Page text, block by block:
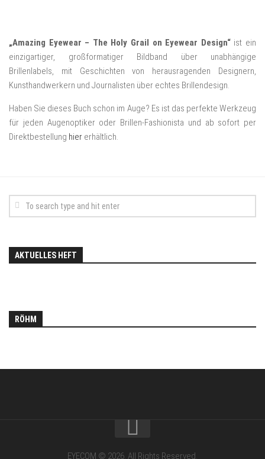
„Amazing Eyewear – The Holy Grail on Eyewear Design“ist ein
einzigartiger, großformatiger Bildband über unabhängige
Brillenlabels, mit Geschichten von herausragenden Designern,
Kunsthandwerkern und Journalisten über echtes Brillendesign.
Haben Sie dieses Buch schon im Auge? Es ist das perfekte Werkzeug
für jeden Augenoptiker oder Brillen-Fashionista und ab sofort per
Direktbestellung hier erhältlich.
AKTUELLES HEFT
RÖHM
EYECOM © 2026. All Rights Reserved.